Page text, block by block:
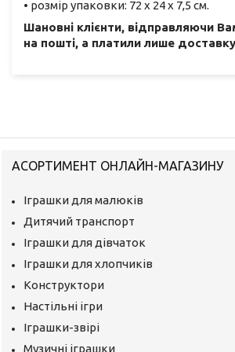
• розмір упаковки: 72 х 24 х 7,5 см.
Шановні клієнти, відправляючи
на пошті, а платили лише
АСОРТИМЕНТ ОНЛАЙН-МАГАЗИНУ
Іграшки для малюків
Дитячий транспорт
Іграшки для дівчаток
Іграшки для хлопчиків
Конструктори
Настільні ігри
Іграшки-звірі
Музичні іграшки